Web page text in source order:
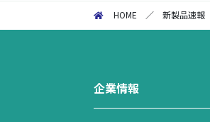
HOME ／新製品速報
企業情報